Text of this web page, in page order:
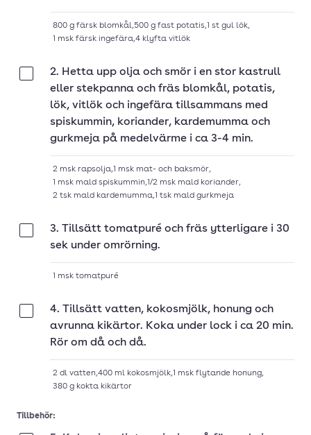
800 g färsk blomkål,500 g fast potatis,1 st gul lök,
1 msk färsk ingefära,4 klyfta vitlök
2. Hetta upp olja och smör i en stor kastrull
eller stekpanna och fräs blomkål, potatis,
lök, vitlök och ingefära tillsammans med
spiskummin, koriander, kardemumma och
gurkmeja på medelvärme i ca 3-4 min.
2 msk rapsolja,1 msk mat- och baksmör,
1 msk mald spiskummin,1/2 msk mald koriander,
2 tsk mald kardemumma,1 tsk mald gurkmeja
3. Tillsätt tomatpuré och fräs ytterligare i 30
sek under omrörning.
1 msk tomatpuré
4. Tillsätt vatten, kokosmjölk, honung och
avrunna kikärtor. Koka under lock i ca 20 min.
Rör om då och då.
2 dl vatten,400 ml kokosmjölk,1 msk flytande honung,
380 g kokta kikärtor
Tillbehör: